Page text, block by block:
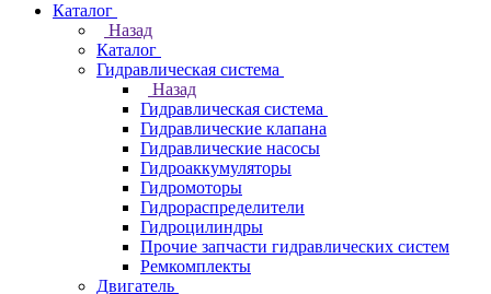
Каталог
Назад
Каталог
Гидравлическая система
Назад
Гидравлическая система
Гидравлические клапана
Гидравлические насосы
Гидроаккумуляторы
Гидромоторы
Гидрораспределители
Гидроцилиндры
Прочие запчасти гидравлических систем
Ремкомплекты
Двигатель